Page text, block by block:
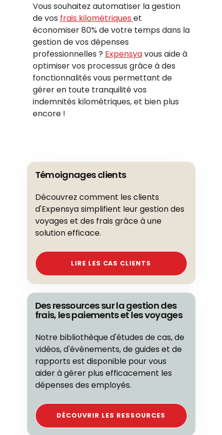
Vous souhaitez automatiser la gestion
de vos frais kilométriques et
économiser 80% de votre temps dans la
gestion de vos dépenses
professionnelles ? Expensyavous aide à
optimiser vos processus grâce à des
fonctionnalités vous permettant de
gérer en toute tranquilité vos
indemnités kilométriques, et bien plus
encore !
Témoignages clients
Découvrez comment les clients
d'Expensya simplifient leur gestion des
voyages et des frais grâce à une
solution efficace.
LIRE LES CAS CLIENTS
Des ressources sur la gestion des
frais, les paiements et les voyages
Notre bibliothèque d'études de cas, de
vidéos, d'événements, de guides et de
rapports est disponible pour vous
aider à gérer plus efficacement les
dépenses des employés.
DÉCOUVRIR LES RESSOURCES